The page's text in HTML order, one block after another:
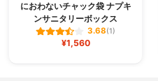
におわないチャック袋 ナプキ
ンサニタリーボックス
3.68(1)
¥1,560